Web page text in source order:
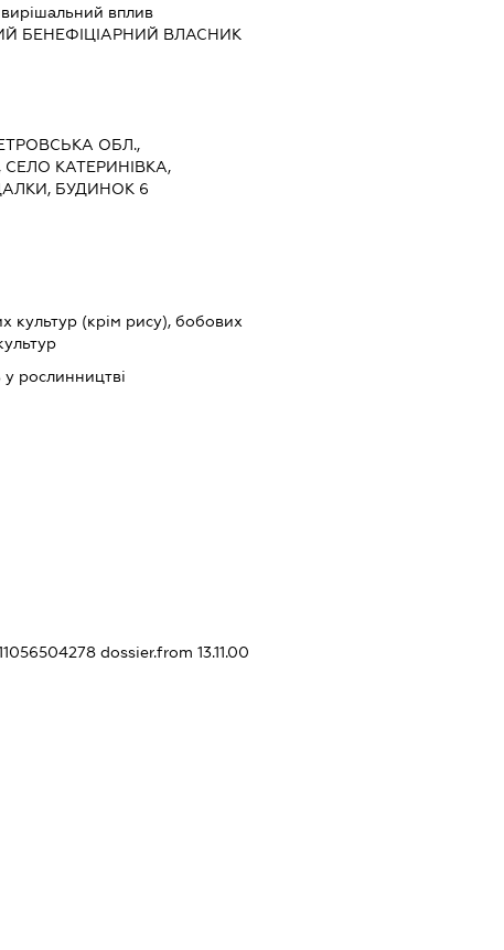
вплив
БЕНЕФІЦІАРНИЙ ВЛАСНИК
ОБЛ.,
КАТЕРИНІВКА,
БУДИНОК 6
культур (крім рису), бобових
у рослинництві
dossier.from 13.11.00